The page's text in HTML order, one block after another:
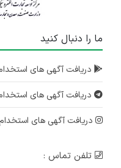
ما را دنبال کنید
دریافت آگهی های
دریافت آگهی های
دریافت آگهی های استخدام
تلفن تماس :